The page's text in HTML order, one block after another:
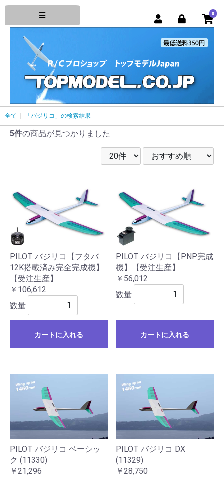
0
全て 「バジリコ」の検索結果
5件の商品が見つかりました
PILOT バジリコ【フタバ
12K搭載済み完全完成機】
【受注生産】
￥106,612
数量
カートに入れる
PILOT バジリコ【PNP完成
機】【受注生産】
￥56,012
数量
カートに入れる
PILOT バジリコ ベーシッ
ク (11330)
￥21,296
PILOT バジリコ DX
(11329)
￥28,750